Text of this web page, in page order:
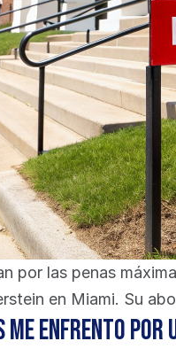
por las penas
en Miami. Su
me enfrento por